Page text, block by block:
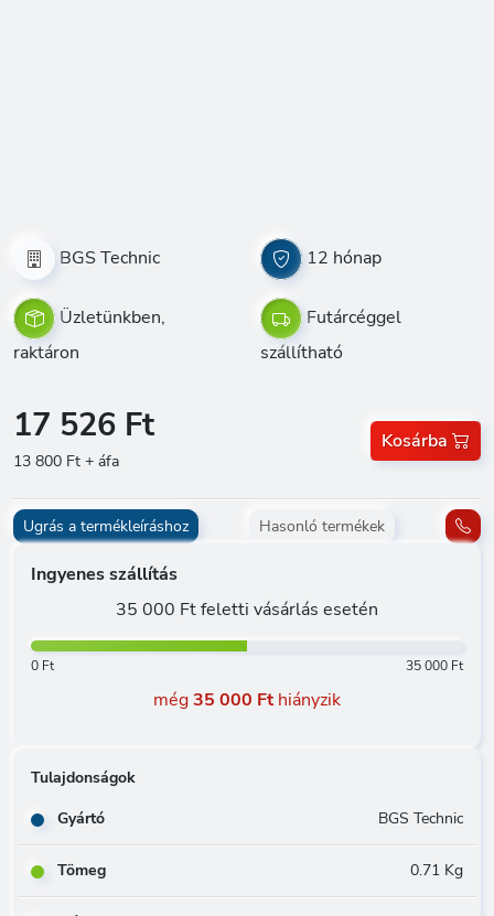
BGS Technic 12 hónap
Üzletünkben,
raktáron
Futárcéggel
szállítható
17 526 Ft
13 800 Ft + áfa
Kosárba
Ugrás a termékleíráshoz Hasonló termékek
Ingyenes szállítás
35 000 Ft feletti vásárlás esetén
0 Ft 35 000 Ft
még35 000 Fthiányzik
Tulajdonságok
Gyártó
BGS Technic
Tömeg 0.71 Kg